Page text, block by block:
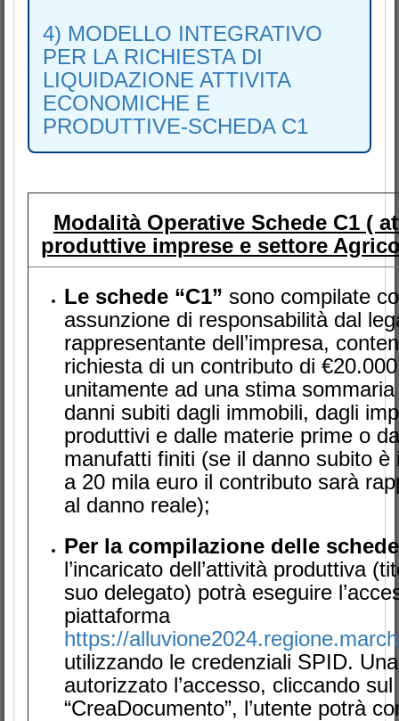
4) MODELLO INTEGRATIVO
PER LA RICHIESTA DI
LIQUIDAZIONE ATTIVITA
ECONOMICHE E
PRODUTTIVE-SCHEDA C1
Modalità Operative Schede C1 (
produttive imprese e settore
Le schede “C1” sono compilate
assunzione di responsabilità dal
rappresentante dell’impresa,
richiesta di un contributo di €20.000
unitamente ad una stima
danni subiti dagli immobili, dagli
produttivi e dalle materie prime o
manufatti finiti (se il danno subito è
a 20 mila euro il contributo sarà
al danno reale);
Per la compilazione delle
l’incaricato dell’attività produttiva
suo delegato) potrà eseguire
piattaforma
https://
utilizzando le credenziali SPID.
autorizzato l’accesso, cliccando
“CreaDocumento”, l’utente potrà